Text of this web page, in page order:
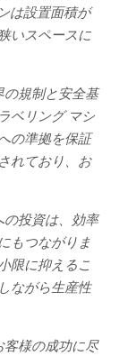
は設置面積が
いスペースに
規制と安全基
ベリング マシ
の準拠を保証
れており、お
の投資は、効率
もつながりま
限に抑えるこ
ながら生産性
様の成功に尽